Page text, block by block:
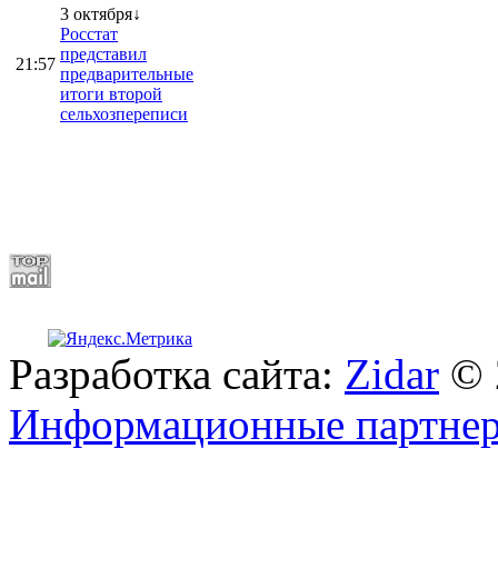
21:57
3 октября↓
Росстат
представил
предварительные
итоги второй
сельхозпереписи
Разработка сайта: Zidar ©
Информационные